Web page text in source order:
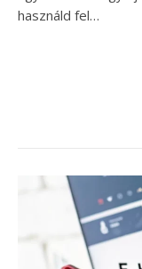
használd fel…